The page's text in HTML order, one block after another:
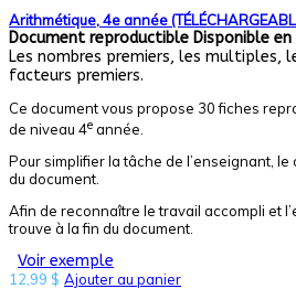
Arithmétique, 4e année
Document reproductible Disponible
Les nombres premiers, les multiples,
facteurs premiers.
Ce document vous propose 30 fiches
de niveau 4e année.
Pour simplifier la tâche de l’enseignant,
du document.
Afin de reconnaître le travail accompli et
trouve à la fin du document.
Voir exemple
12,99 $ Ajouter au panier